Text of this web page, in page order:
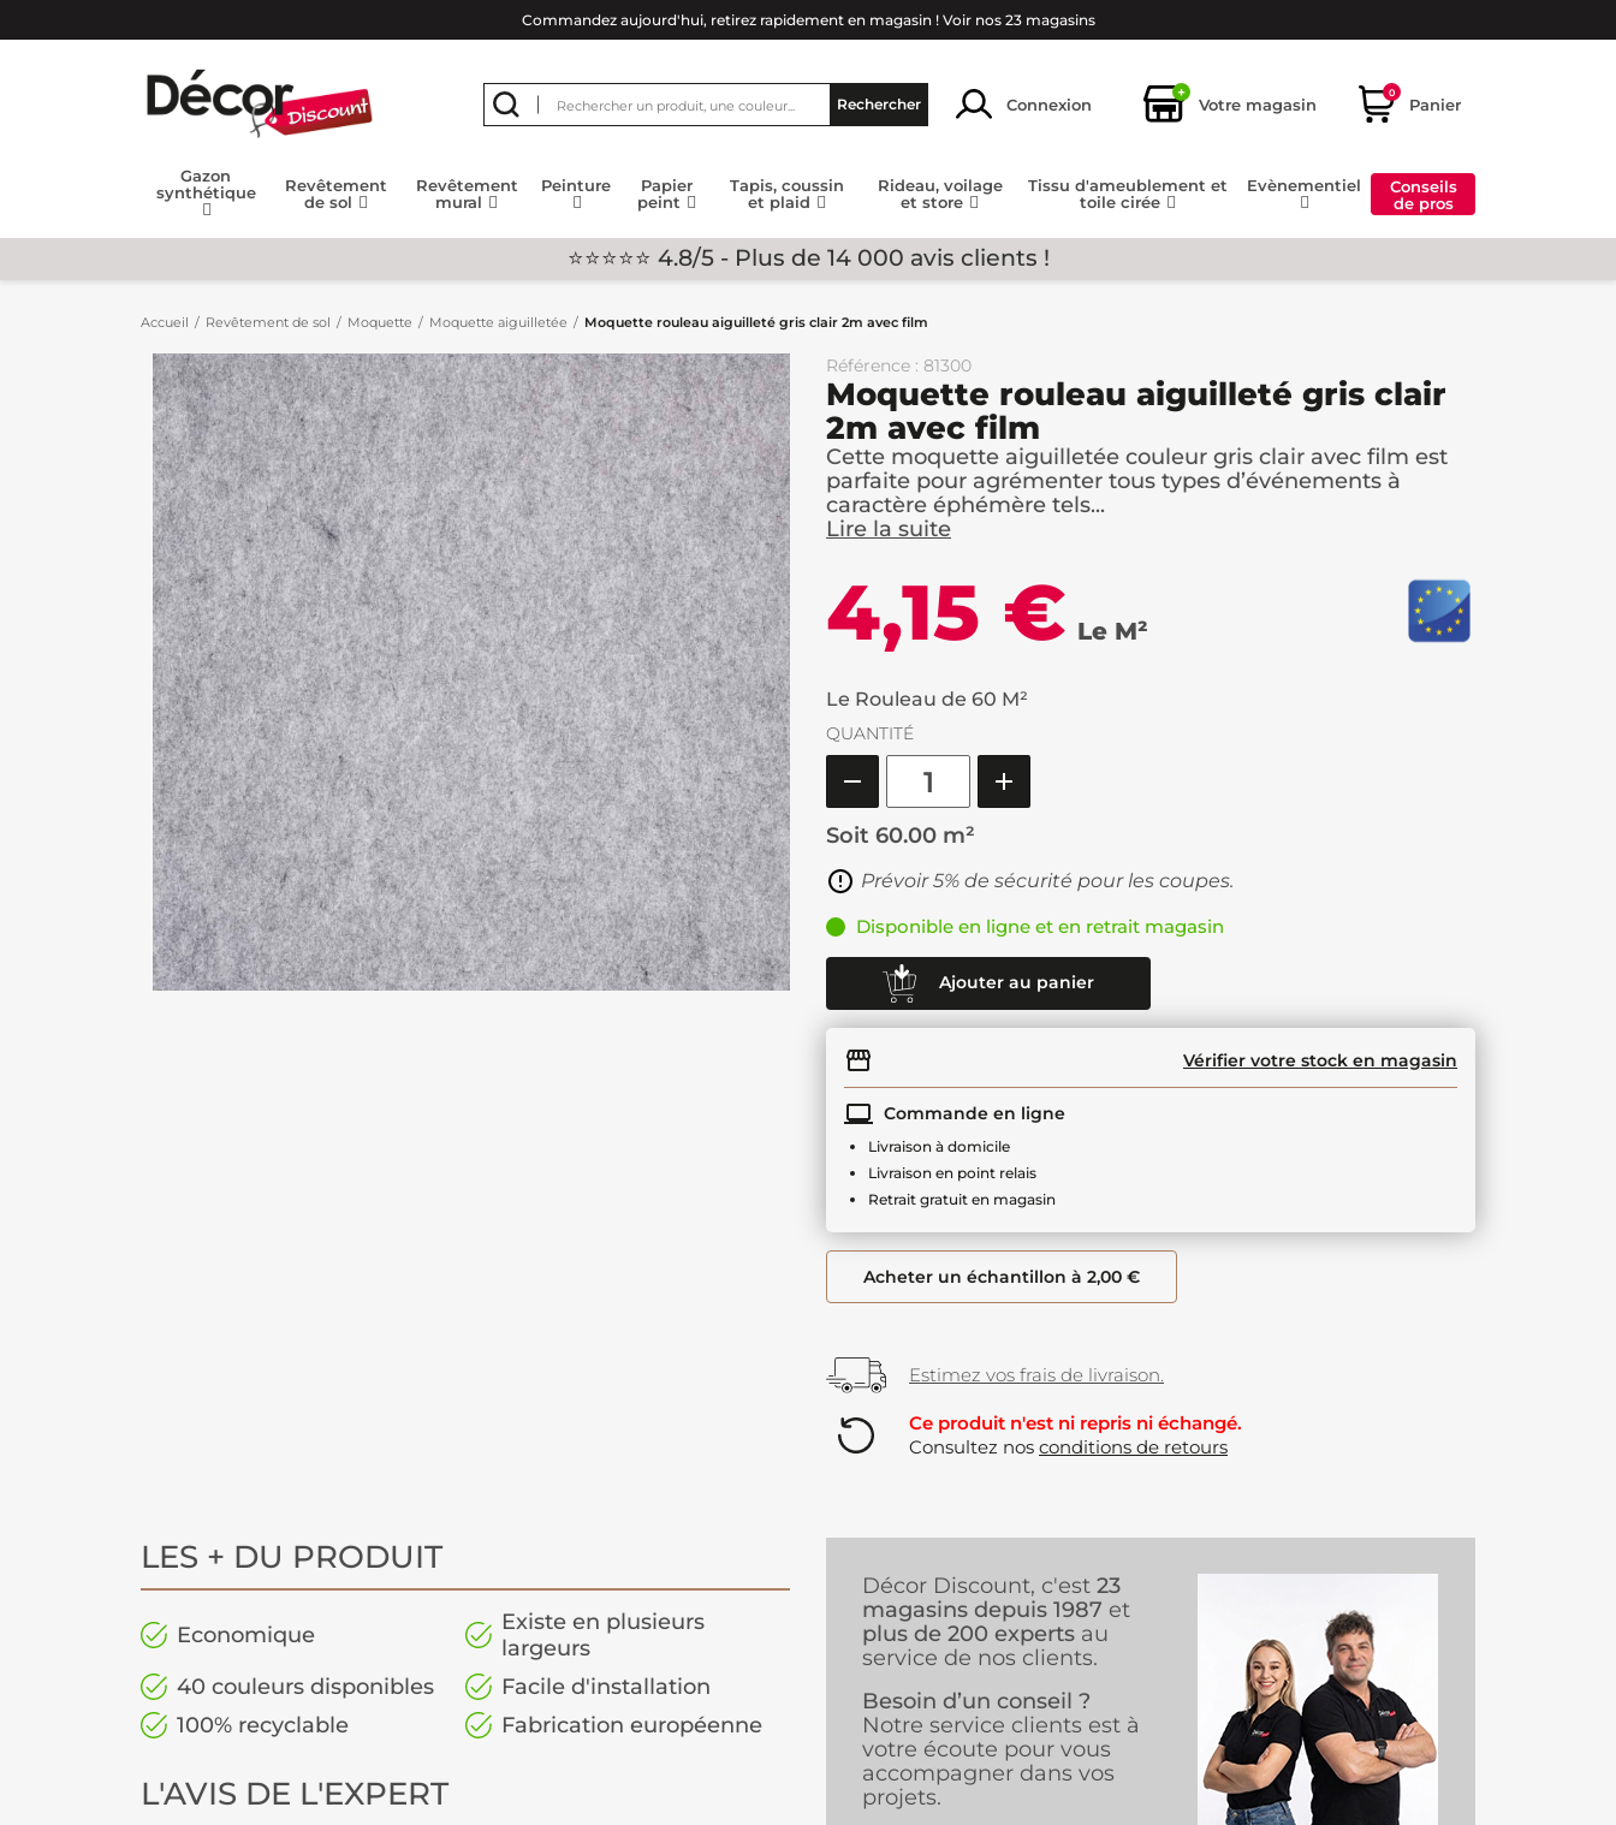
Commandez aujourd'hui, retirez rapidement en magasin ! Voir nos 23 magasins
Rechercher Connexion
+
Votre magasin
0
Panier
Gazon
synthétique
Revêtement
de sol
Revêtement
mural
Peinture
Papier
peint
Tapis, coussin
et plaid
Rideau, voilage
et store
Tissu d'ameublement et
toile cirée
Evènementiel
Conseils
de pros
⭐⭐⭐⭐⭐ 4.8/5 - Plus de 14 000 avis clients !
Accueil Revêtement de sol Moquette Moquette aiguilletée Moquette rouleau aiguilleté gris clair 2m avec film
Référence : 81300
Moquette rouleau aiguilleté gris clair
2m avec film
Cette moquette aiguilletée couleur gris clair avec film est
parfaite pour agrémenter tous types d’événements à
caractère éphémère tels...
Lire la suite
4,15 € Le M²
Le Rouleau de 60 M²
QUANTITÉ
Soit 60.00 m²
Prévoir 5% de sécurité pour les coupes.
Disponible en ligne et en retrait magasin
Ajouter au panier
Vérifier votre stock en magasin
Commande en ligne
Livraison à domicile
Livraison en point relais
Retrait gratuit en magasin
Acheter un échantillon à 2,00 €
Estimez vos frais de livraison.
Ce produit n'est ni repris ni échangé.
Consultez nos conditions de retours
LES + DU PRODUIT
Economique
Existe en plusieurs
largeurs
40 couleurs disponibles
Facile d'installation
100% recyclable
Fabrication européenne
L'AVIS DE L'EXPERT
Décor Discount, c'est 23
magasins depuis 1987 et
plus de 200 experts au
service de nos clients.
Besoin d’un conseil ?
Notre service clients est à
votre écoute pour vous
accompagner dans vos
projets.